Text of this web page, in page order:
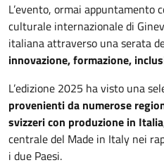
L’evento, ormai appuntamento
culturale internazionale di
italiana attraverso una serata
innovazione, formazione,
L’edizione 2025 ha visto una
provenienti da numerose
svizzeri con produzione in Italia
centrale del Made in Italy nei
i due Paesi.